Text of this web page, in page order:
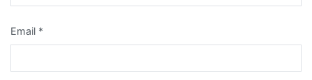
Email *